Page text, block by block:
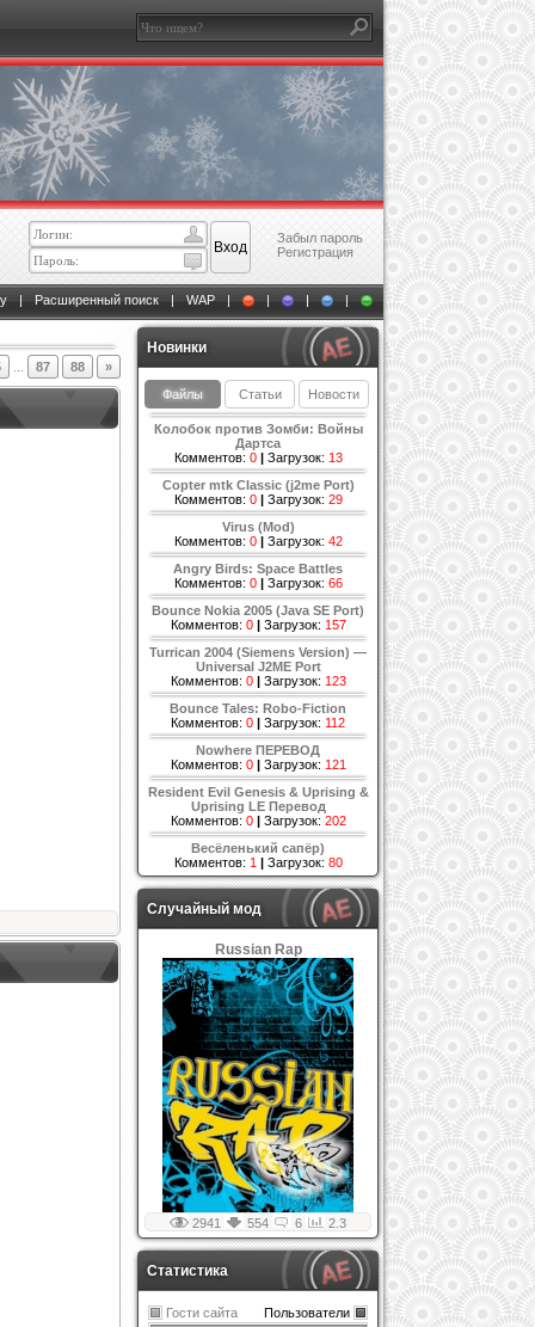
Забыл пароль
Регистрация
| Расширенный поиск | WAP | | | |
87 88 »
Новинки
Файлы Статьи Новости
Колобок против Зомби: Войны
Дартса
Комментов: 0| Загрузок: 13
Copter mtk Classic (j2me Port)
Комментов: 0| Загрузок: 29
Virus (Mod)
Комментов: 0| Загрузок: 42
Angry Birds: Space Battles
Комментов: 0| Загрузок: 66
Bounce Nokia 2005 (Java SE Port)
Комментов: 0| Загрузок: 157
Turrican 2004 (Siemens Version) —
Universal J2ME Port
Комментов: 0| Загрузок: 123
Bounce Tales: Robo-Fiction
Комментов: 0 | Загрузок: 112
Nowhere ПЕРЕВОД
Комментов: 0| Загрузок: 121
Resident Evil Genesis & Uprising &
Uprising LE Перевод
Комментов: 0| Загрузок: 202
Весёленький сапёр)
Комментов: 1 | Загрузок: 80
Случайный мод
Russian Rap
2941 554 6 2.3
Статистика
Пользователи
Гости сайта